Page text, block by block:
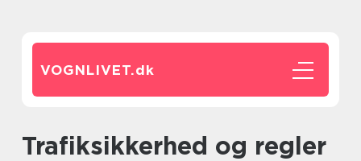
VOGNLIVET.dk
Trafiksikkerhed og regler